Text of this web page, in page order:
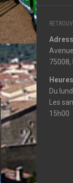
75008,
Du
Les
15h00